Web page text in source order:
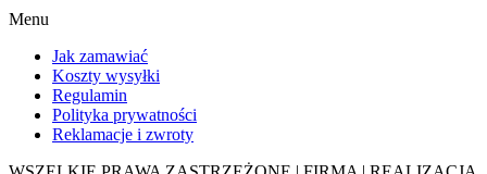
Menu
Jak zamawiać
Koszty wysyłki
Regulamin
Polityka prywatności
Reklamacje i zwroty